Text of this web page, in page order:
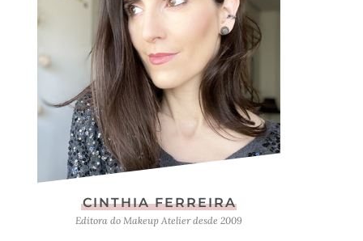
CINTHIA FERREIRA
Editora do Makeup Atelier desde 2009